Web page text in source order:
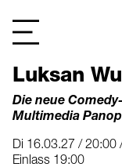
Luksan
Die neue
Multimedia
Di 16.03.27 / 20:00
Einlass 19:00